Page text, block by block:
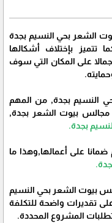
الشعر بحي النسيم بجدة
تتميز بإختلاف أشكالها
على المكان التي سوف
النسيم بجدة, من المهم
مجالس بيوت الشعر بجدة,
بجدة.
على أعمالها,وهذا ما
بيوت الشعر بحي النسيم
تقديرات واضحة للتكلفة
المشروع المحددة.